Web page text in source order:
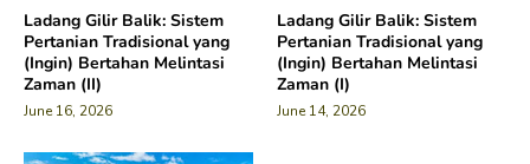
Ladang Gilir Balik: Sistem
Pertanian Tradisional yang
(Ingin) Bertahan Melintasi
Zaman (II)
June 16, 2026
Ladang Gilir Balik: Sistem
Pertanian Tradisional yang
(Ingin) Bertahan Melintasi
Zaman (I)
June 14, 2026